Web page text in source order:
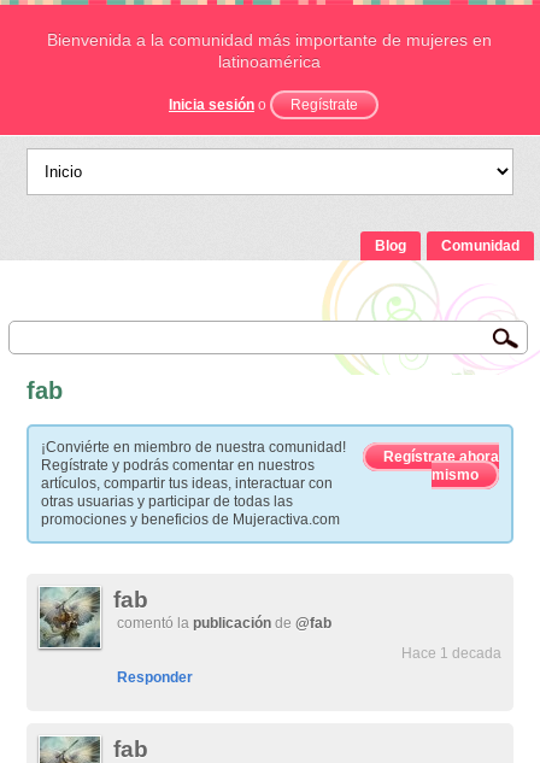
Bienvenida a la comunidad más importante de mujeres en
latinoamérica
Inicia sesión o Regístrate
Blog Comunidad
fab
¡Conviérte en miembro de nuestra comunidad!
Regístrate y podrás comentar en nuestros
artículos, compartir tus ideas, interactuar con
otras usuarias y participar de todas las
promociones y beneficios de Mujeractiva.com
Regístrate ahora
mismo
fab
comentó lapublicación de@fab
Hace 1 decada
Responder
fab